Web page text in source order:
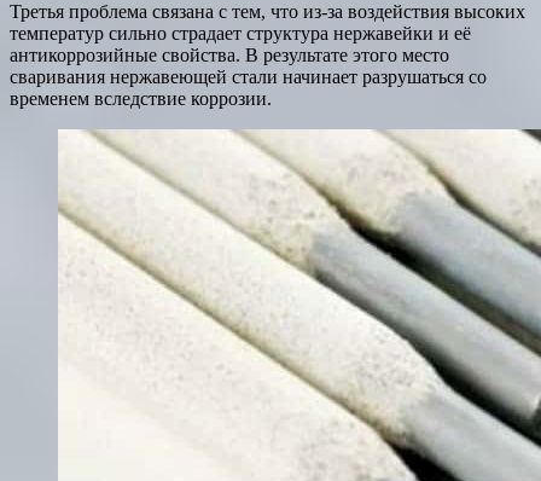
Третья проблема связана с тем, что из-за воздействия высоких
температур сильно страдает структура нержавейки и её
антикоррозийные свойства. В результате этого место
сваривания нержавеющей стали начинает разрушаться со
временем вследствие коррозии.